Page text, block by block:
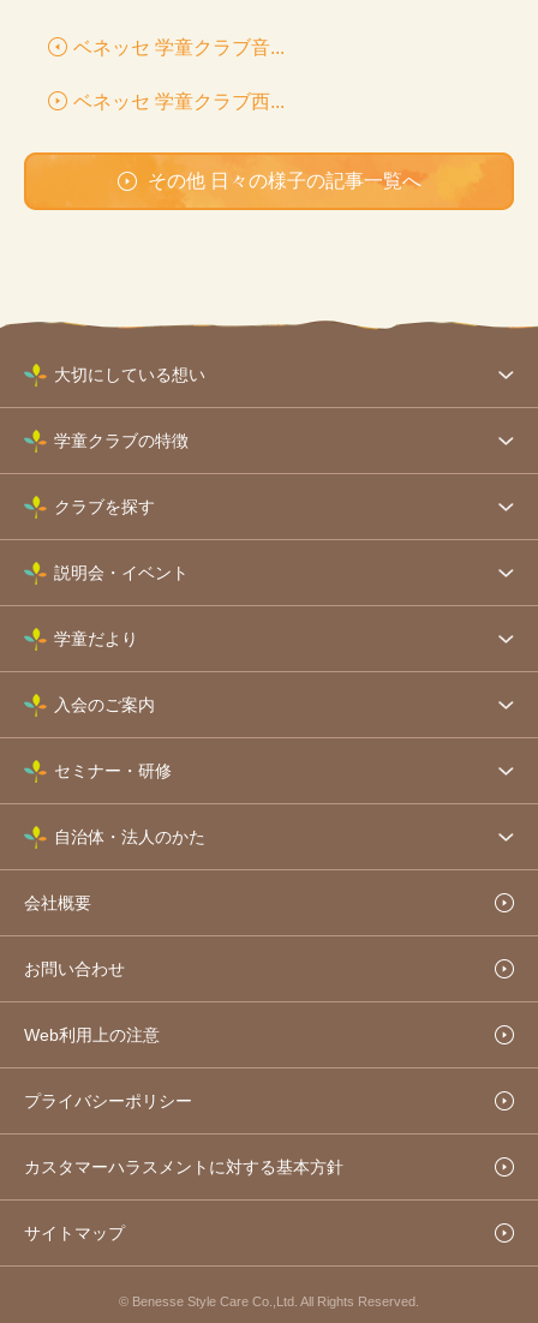
ベネッセ 学童クラブ音...
ベネッセ 学童クラブ西...
その他 日々の様子の記事一覧へ
大切にしている想い
学童クラブの特徴
クラブを探す
説明会・イベント
学童だより
入会のご案内
セミナー・研修
自治体・法人のかた
会社概要
お問い合わせ
Web利用上の注意
プライバシーポリシー
カスタマーハラスメントに対する基本方針
サイトマップ
© Benesse Style Care Co.,Ltd. All Rights Reserved.